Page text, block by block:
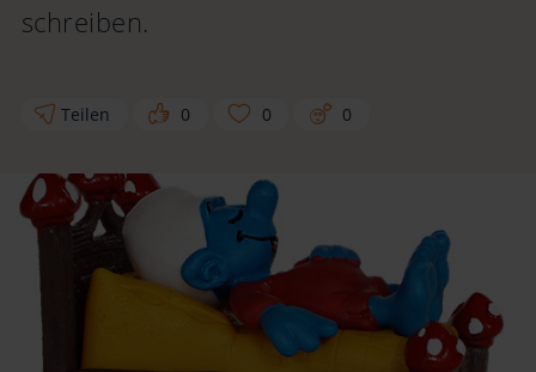
schreiben.
Teilen 0 0 0